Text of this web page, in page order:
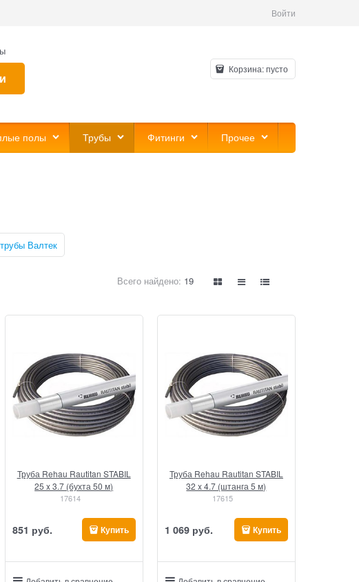
Войти
Корзина:пусто
полы Трубы Фитинги Прочее
трубы Валтек
Всего найдено: 19
Труба Rehau Rautitan STABIL
25 x 3.7 (бухта 50 м)
17614
851 руб. Купить
Труба Rehau Rautitan STABIL
32 x 4.7 (штанга 5 м)
17615
1 069 руб. Купить